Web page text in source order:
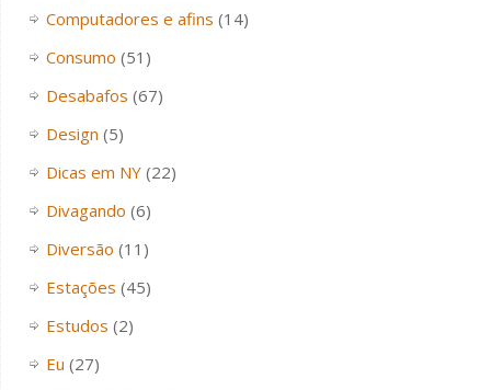
Computadores e afins (14)
Consumo (51)
Desabafos (67)
Design (5)
Dicas em NY(22)
Divagando (6)
Diversão (11)
Estações (45)
Estudos (2)
Eu (27)